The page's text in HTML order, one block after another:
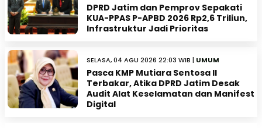
DPRD Jatim dan Pemprov Sepakati
KUA-PPAS P-APBD 2026 Rp2,6 Triliun,
Infrastruktur Jadi Prioritas
SELASA, 04 AGU 2026 22:03 WIB | UMUM
Pasca KMP Mutiara Sentosa II
Terbakar, Atika DPRD Jatim Desak
Audit Alat Keselamatan dan Manifest
Digital